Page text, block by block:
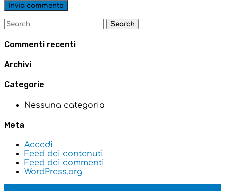
Commenti recenti
Archivi
Categorie
Nessuna categoria
Meta
Accedi
Feed dei contenuti
Feed dei commenti
WordPress.org